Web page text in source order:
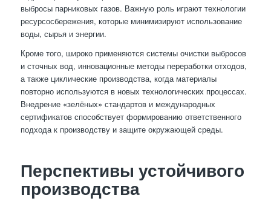
выбросы парниковых газов. Важную роль играют технологии
ресурсосбережения, которые минимизируют использование
воды, сырья и энергии.
Кроме того, широко применяются системы очистки выбросов
и сточных вод, инновационные методы переработки отходов,
а также циклические производства, когда материалы
повторно используются в новых технологических процессах.
Внедрение «зелёных» стандартов и международных
сертификатов способствует формированию ответственного
подхода к производству и защите окружающей среды.
Перспективы устойчивого
производства